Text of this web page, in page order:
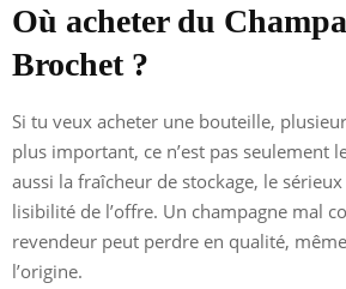
Où acheter du
Brochet ?
Si tu veux acheter une bouteille,
plus important, ce n’est pas seulement
aussi la fraîcheur de stockage, le
lisibilité de l’offre. Un champagne mal
revendeur peut perdre en qualité,
l’origine.